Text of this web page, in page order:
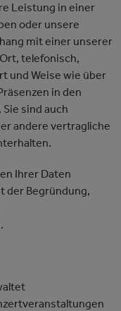
Leistung in einer
oder unsere
mit einer unserer
telefonisch,
und Weise wie über
in den
sind auch
andere vertragliche
Ihrer Daten
der Begründung,